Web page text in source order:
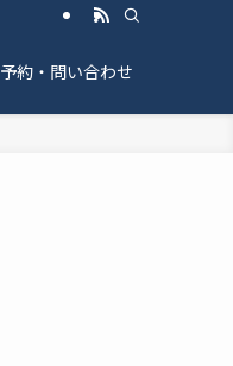
予約・問い合わせ